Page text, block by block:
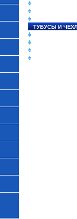
ТУБУСЫ И